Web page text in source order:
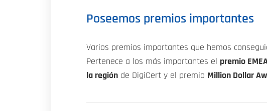
Poseemos premios importantes
Varios premios importantes que hemos
Pertenece a los más importantes el premio
la región de DigiCert y el premio Million Dollar